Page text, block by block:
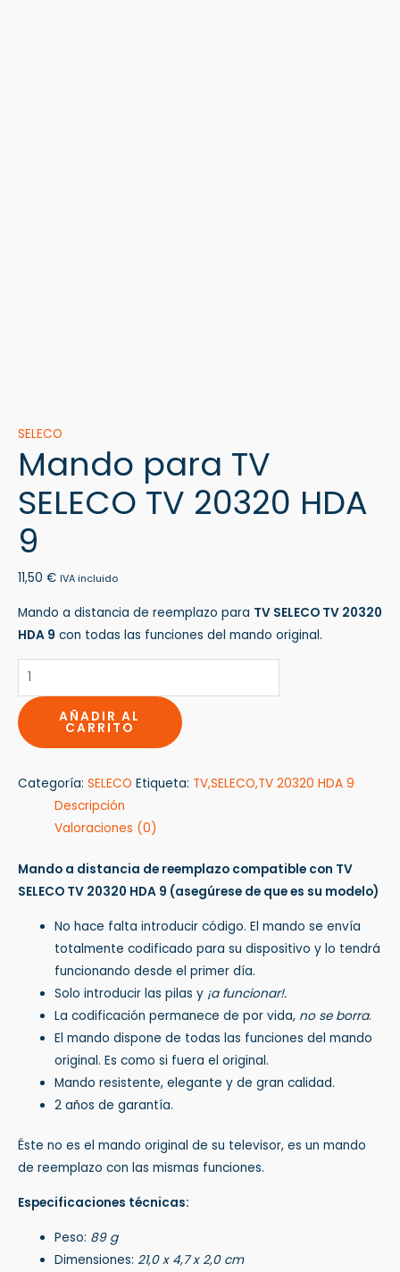
SELECO
Mando para TV
SELECO TV 20320 HDA
9
11,50 € IVA incluido
Mando a distancia de reemplazo para TV SELECO TV 20320
HDA 9 con todas las funciones del mando original.
AÑADIR AL
CARRITO
Categoría: SELECO Etiqueta: TV,SELECO,TV 20320 HDA 9
Descripción
Valoraciones (0)
Mando a distancia de reemplazo compatible con TV
SELECO TV 20320 HDA 9 (asegúrese de que es su modelo)
No hace falta introducir código. El mando se envía
totalmente codificado para su dispositivo y lo tendrá
funcionando desde el primer día.
Solo introducir las pilas y ¡a funcionar!.
La codificación permanece de por vida, no se borra.
El mando dispone de todas las funciones del mando
original. Es como si fuera el original.
Mando resistente, elegante y de gran calidad.
2 años de garantía.
Éste no es el mando original de su televisor, es un mando
de reemplazo con las mismas funciones.
Especificaciones técnicas:
Peso: 89 g
Dimensiones:21,0 x 4,7 x 2,0 cm